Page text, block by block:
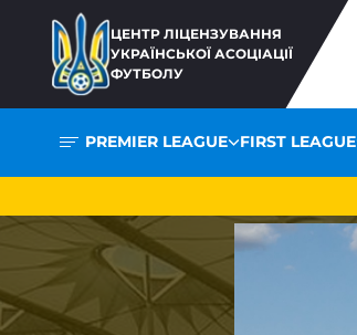
ЦЕНТР ЛІЦЕНЗУВАННЯ
УКРАЇНСЬКОЇ АСОЦІАЦІЇ
ФУТБОЛУ
PREMIER LEAGUE FIRST LEAGUE